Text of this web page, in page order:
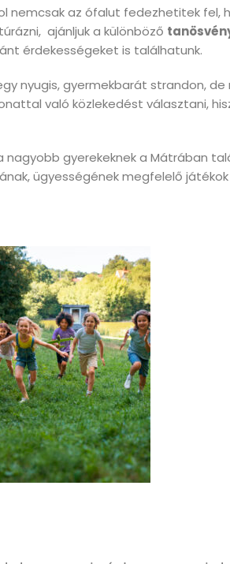
nemcsak az ófalut fedezhetitek fel,
ajánljuk a különböző
érdekességeket is találhatunk.
nyugis, gyermekbarát strandon,
való közlekedést választani,
nagyobb gyerekeknek a Mátrában
ügyességének megfelelő